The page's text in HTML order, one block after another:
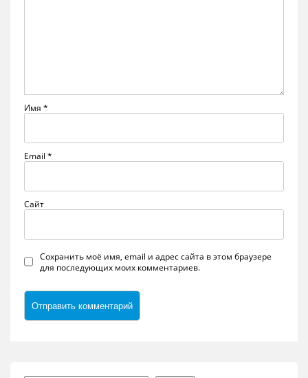
Имя *
Email *
Сайт
Сохранить моё имя, email и адрес сайта в этом браузере
для последующих моих комментариев.